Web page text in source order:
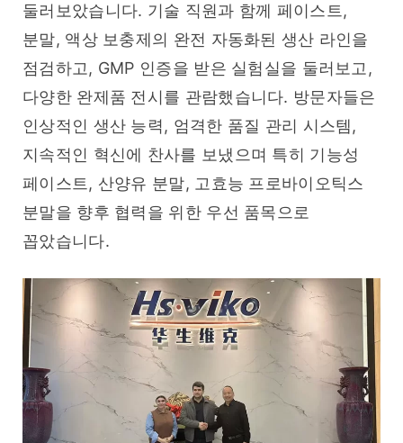
둘러보았습니다. 기술 직원과 함께 페이스트,
분말, 액상 보충제의 완전 자동화된 생산 라인을
점검하고, GMP 인증을 받은 실험실을 둘러보고,
다양한 완제품 전시를 관람했습니다. 방문자들은
인상적인 생산 능력, 엄격한 품질 관리 시스템,
지속적인 혁신에 찬사를 보냈으며 특히 기능성
페이스트, 산양유 분말, 고효능 프로바이오틱스
분말을 향후 협력을 위한 우선 품목으로
꼽았습니다.